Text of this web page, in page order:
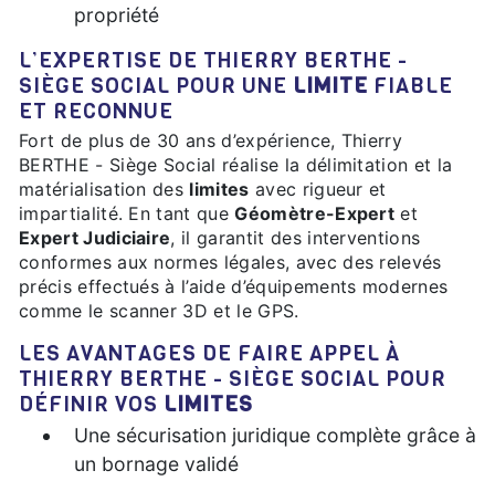
propriété
L’EXPERTISE DE THIERRY BERTHE -
SIÈGE SOCIAL POUR UNE LIMITE FIABLE
ET RECONNUE
Fort de plus de 30 ans d’expérience, Thierry
BERTHE - Siège Social réalise la délimitation et la
matérialisation des limites avec rigueur et
impartialité. En tant queGéomètre-Expert et
Expert Judiciaire, il garantit des interventions
conformes aux normes légales, avec des relevés
précis effectués à l’aide d’équipements modernes
comme le scanner 3D et le GPS.
LES AVANTAGES DE FAIRE APPEL À
THIERRY BERTHE - SIÈGE SOCIAL POUR
DÉFINIR VOS LIMITES
Une sécurisation juridique complète grâce à
un bornage validé